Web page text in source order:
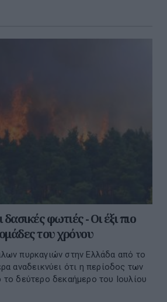
φωτιές - Oι έξι πιο
του χρόνου
πυρκαγιών στην Ελλάδα από το
αναδεικνύει ότι η περίοδος των
δεύτερο δεκαήμερο του Ιουλίου